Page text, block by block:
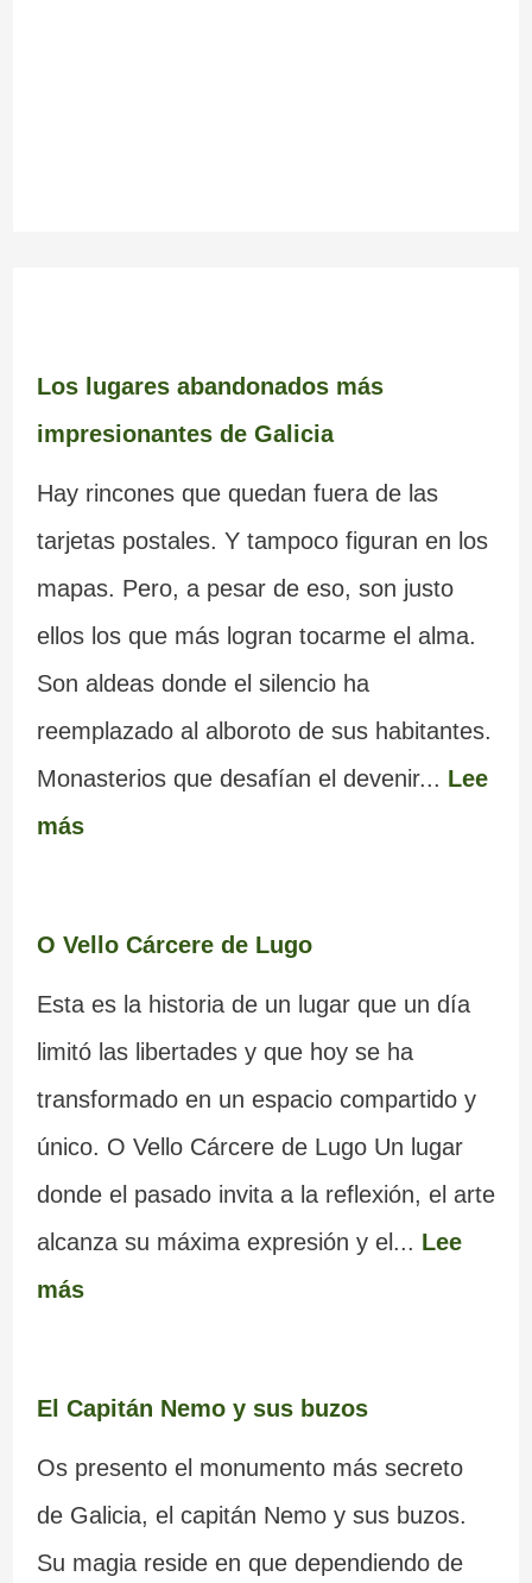
Los lugares abandonados más
impresionantes de Galicia
Hay rincones que quedan fuera de las
tarjetas postales. Y tampoco figuran en los
mapas. Pero, a pesar de eso, son justo
ellos los que más logran tocarme el alma.
Son aldeas donde el silencio ha
reemplazado al alboroto de sus habitantes.
Monasterios que desafían el devenir... Lee
más
O Vello Cárcere de Lugo
Esta es la historia de un lugar que un día
limitó las libertades y que hoy se ha
transformado en un espacio compartido y
único. O Vello Cárcere de Lugo Un lugar
donde el pasado invita a la reflexión, el arte
alcanza su máxima expresión y el... Lee
más
El Capitán Nemo y sus buzos
Os presento el monumento más secreto
de Galicia, el capitán Nemo y sus buzos.
Su magia reside en que dependiendo de